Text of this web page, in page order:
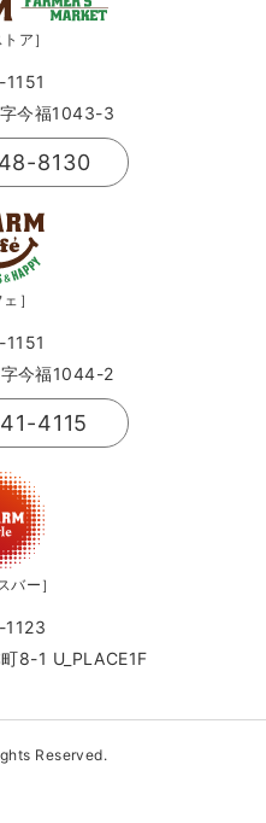
ア］
今福1043-3
8130
］
今福1044-2
4115
バー］
8-1 U_PLACE1F
Reserved.